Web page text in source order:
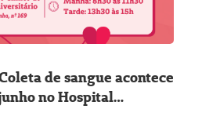
de sangue acontece
no Hospital